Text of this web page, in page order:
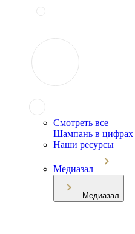
Смотреть все
Шампань в цифрах
Наши ресурсы
Медиазал
Медиазал